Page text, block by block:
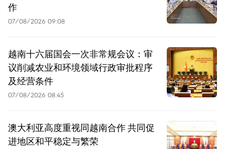
作
07/08/2026 09:08
越南十六届国会一次非常规会议：审
议削减农业和环境领域行政审批程序
及经营条件
07/08/2026 08:45
澳大利亚高度重视同越南合作 共同促
进地区和平稳定与繁荣